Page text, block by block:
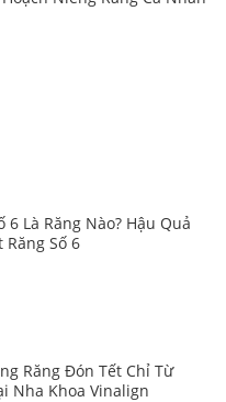
6 Là Răng Nào? Hậu Quả
Răng Số 6
Răng Đón Tết Chỉ Từ
Nha Khoa Vinalign